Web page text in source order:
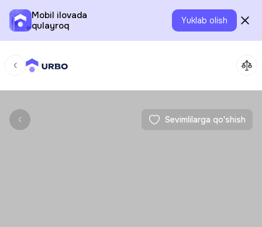
Mobil ilovada
qulayroq
Yuklab olish
Sevimlilarga qo'shish